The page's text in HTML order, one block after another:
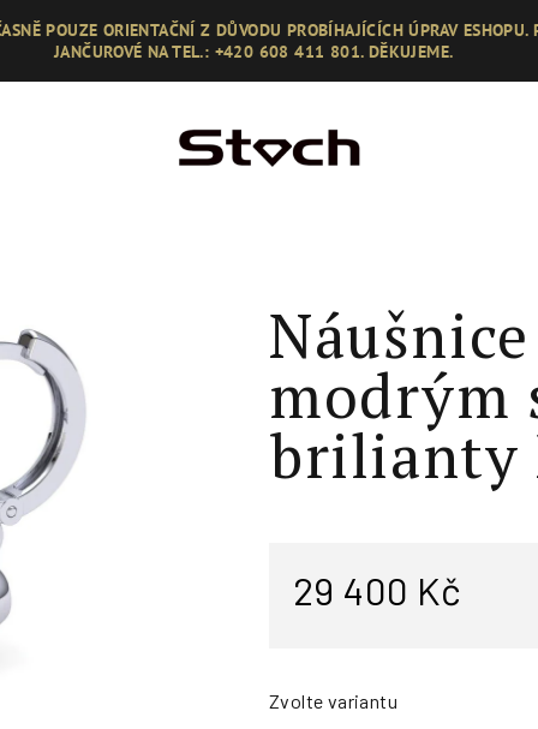
POUZE ORIENTAČNÍ Z DŮVODU PROBÍHAJÍCÍCH ÚPRAV ESHOPU.
JANČUROVÉ NA TEL.: +420 608 411 801. DĚKUJEME.
modrým
brilianty
29 400 Kč
Zvolte variantu